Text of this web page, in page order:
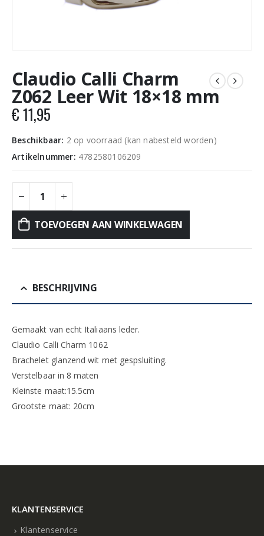
Claudio Calli Charm
Z062 Leer Wit 18×18 mm
€11,95
Beschikbaar: 2 op voorraad (kan nabesteld worden)
Artikelnummer: 4782580106209
TOEVOEGEN AAN WINKELWAGEN
BESCHRIJVING
Gemaakt van echt Italiaans leder.
Claudio Calli Charm 1062
Brachelet glanzend wit met gespsluiting.
Verstelbaar in 8 maten
Kleinste maat:15.5cm
Grootste maat: 20cm
KLANTENSERVICE
Klantenservice